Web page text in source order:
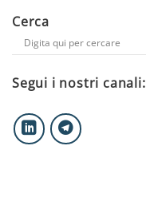
Cerca
Segui i nostri canali: